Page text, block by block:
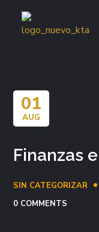
01
AUG
Finanzas
SIN CATEGORIZAR
0 COMMENTS